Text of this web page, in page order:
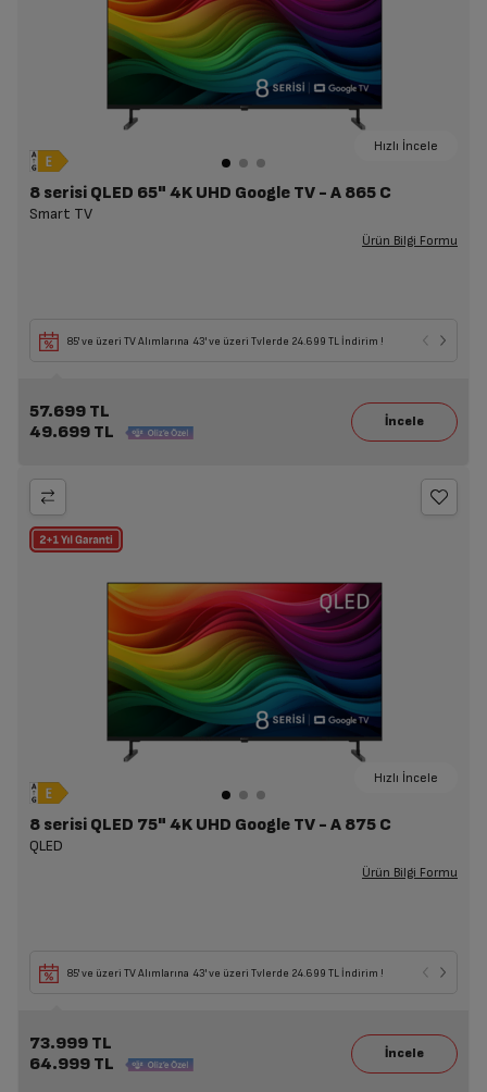
Hızlı İncele
8 serisi QLED 65" 4K UHD Google TV - A 865 C
Smart TV
Ürün Bilgi Formu
85' ve üzeri TV Alımlarına 43' ve üzeri Tvlerde 24.699 TL İndirim !
57.699 TL
49.699 TL
Hızlı İncele
8 serisi QLED 75" 4K UHD Google TV - A 875 C
QLED
Ürün Bilgi Formu
85' ve üzeri TV Alımlarına 43' ve üzeri Tvlerde 24.699 TL İndirim !
73.999 TL
64.999 TL